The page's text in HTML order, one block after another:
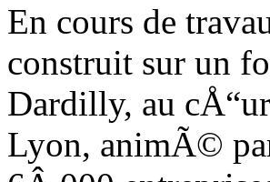
En cours de
construit sur un
Dardilly, au
Lyon, animÃ©